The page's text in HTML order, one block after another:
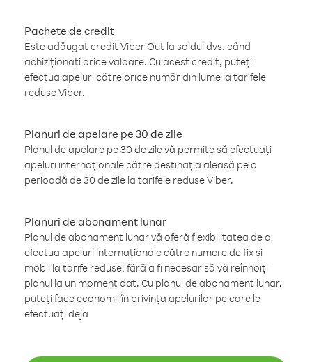
Pachete de credit
Este adăugat credit Viber Out la soldul dvs. când
achiziționați orice valoare. Cu acest credit, puteți
efectua apeluri către orice număr din lume la tarifele
reduse Viber.
Planuri de apelare pe 30 de zile
Planul de apelare pe 30 de zile vă permite să efectuați
apeluri internaționale către destinația aleasă pe o
perioadă de 30 de zile la tarifele reduse Viber.
Planuri de abonament lunar
Planul de abonament lunar vă oferă flexibilitatea de a
efectua apeluri internaționale către numere de fix și
mobil la tarife reduse, fără a fi necesar să vă reînnoiți
planul la un moment dat. Cu planul de abonament lunar,
puteți face economii în privința apelurilor pe care le
efectuați deja